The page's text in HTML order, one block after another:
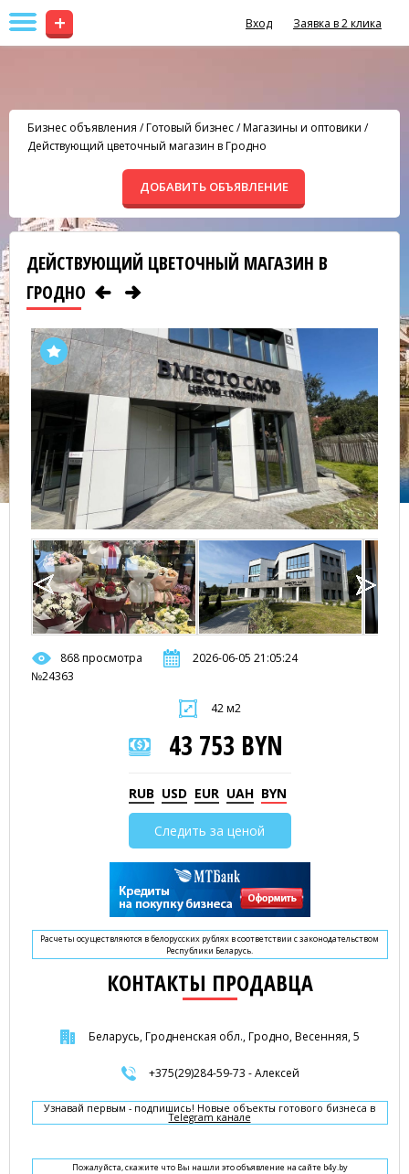
+ Вход Заявка в 2 клика
Бизнес объявления /Готовый бизнес/Магазины и оптовики /
Действующий цветочный магазин в Гродно
ДОБАВИТЬ ОБЪЯВЛЕНИЕ
ДЕЙСТВУЮЩИЙ ЦВЕТОЧНЫЙ МАГАЗИН В
ГРОДНО
868 просмотра
2026-06-05 21:05:24
№24363
42 м2
43 753 BYN
RUB USD EUR UAH BYN
Следить за ценой
Расчеты осуществляются в белорусских рублях в соответствии с законодательством
Республики Беларусь.
КОНТАКТЫ ПРОДАВЦА
Беларусь, Гродненская обл., Гродно, Весенняя, 5
+375(29)284-59-73 - Алексей
Узнавай первым - подпишись! Новые объекты готового бизнеса в
Telegram канале
Пожалуйста, скажите что Вы нашли это объявление на сайте b4y.by